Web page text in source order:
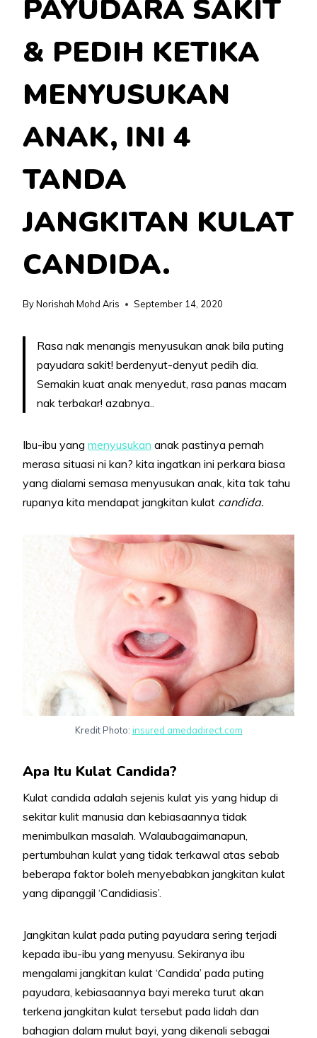
PAYUDARA SAKIT
& PEDIH KETIKA
MENYUSUKAN
ANAK, INI 4
TANDA
JANGKITAN KULAT
CANDIDA.
ByNorishah Mohd Aris September 14, 2020
Rasa nak menangis menyusukan anak bila puting
payudara sakit! berdenyut-denyut pedih dia.
Semakin kuat anak menyedut, rasa panas macam
nak terbakar! azabnya..
Ibu-ibu yang menyusukan anak pastinya pernah
merasa situasi ni kan? kita ingatkan ini perkara biasa
yang dialami semasa menyusukan anak, kita tak tahu
rupanya kita mendapat jangkitan kulat candida.
Kredit Photo: insured.amedadirect.com
Apa Itu Kulat Candida?
Kulat candida adalah sejenis kulat yis yang hidup di
sekitar kulit manusia dan kebiasaannya tidak
menimbulkan masalah. Walaubagaimanapun,
pertumbuhan kulat yang tidak terkawal atas sebab
beberapa faktor boleh menyebabkan jangkitan kulat
yang dipanggil ‘Candidiasis’.
Jangkitan kulat pada puting payudara sering terjadi
kepada ibu-ibu yang menyusu. Sekiranya ibu
mengalami jangkitan kulat ‘Candida’ pada puting
payudara, kebiasaannya bayi mereka turut akan
terkena jangkitan kulat tersebut pada lidah dan
bahagian dalam mulut bayi, yang dikenali sebagai